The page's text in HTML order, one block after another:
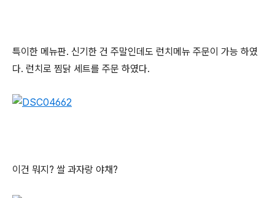
특이한 메뉴판. 신기한 건 주말인데도 런치메뉴 주문이 가능 하였
다. 런치로 찜닭 세트를 주문 하였다.
이건 뭐지? 쌀 과자랑 야채?